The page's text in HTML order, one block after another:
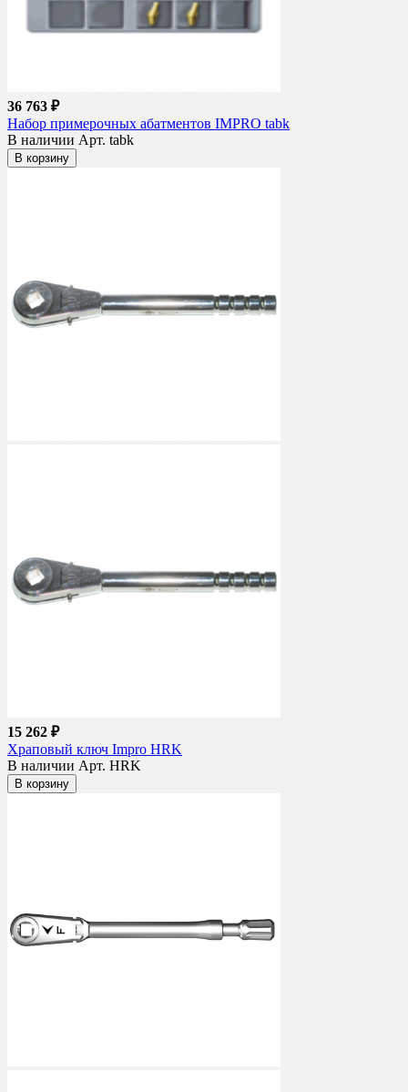
36 763 ₽
Набор примерочных абатментов IMPRO tabk
В наличии Арт. tabk
В корзину
15 262 ₽
Храповый ключ Impro HRK
В наличии Арт. HRK
В корзину